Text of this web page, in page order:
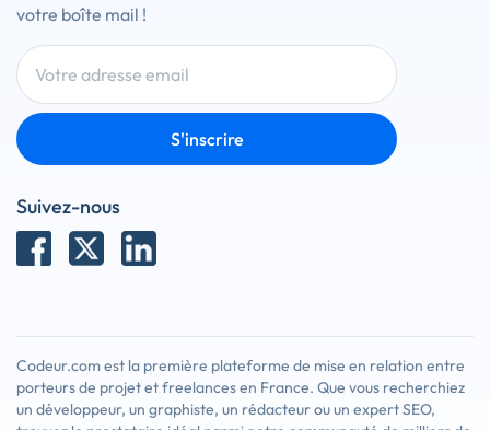
votre boîte mail !
S'inscrire
Suivez-nous
Codeur.com est la première plateforme de mise en relation entre
porteurs de projet et freelances en France. Que vous recherchiez
un développeur, un graphiste, un rédacteur ou un expert SEO,